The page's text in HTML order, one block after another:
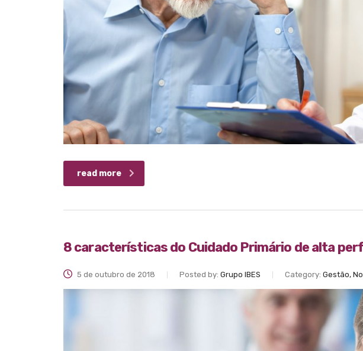
read more
8 características do Cuidado Primário de alta
5 de outubro de 2018 Posted by: Grupo IBES Category: Gestão,